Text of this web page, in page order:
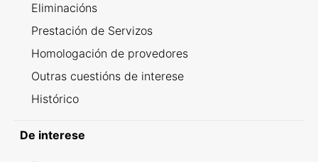
Eliminacións
Prestación de Servizos
Homologación de provedores
Outras cuestións de interese
Histórico
De interese